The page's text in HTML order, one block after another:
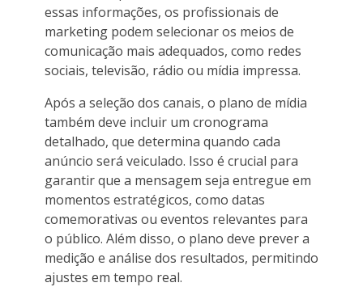
essas informações, os profissionais de
marketing podem selecionar os meios de
comunicação mais adequados, como redes
sociais, televisão, rádio ou mídia impressa.
Após a seleção dos canais, o plano de mídia
também deve incluir um cronograma
detalhado, que determina quando cada
anúncio será veiculado. Isso é crucial para
garantir que a mensagem seja entregue em
momentos estratégicos, como datas
comemorativas ou eventos relevantes para
o público. Além disso, o plano deve prever a
medição e análise dos resultados, permitindo
ajustes em tempo real.